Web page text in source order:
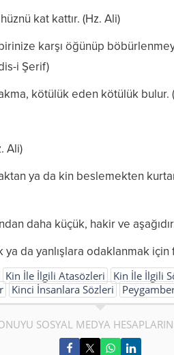
kat kattır. (Hz. Ali)
karşı öğünüp
i Şerif)
kötülük eden kötülük bulur.
Ali)
ya da kin beslemekten
daha küçük, hakir ve
da yanlışlara odaklanmak için
Kin İle İlgili Atasözleri Kin İle İlgili
Kinci İnsanlara Sözleri
SOSYAL MEDYA